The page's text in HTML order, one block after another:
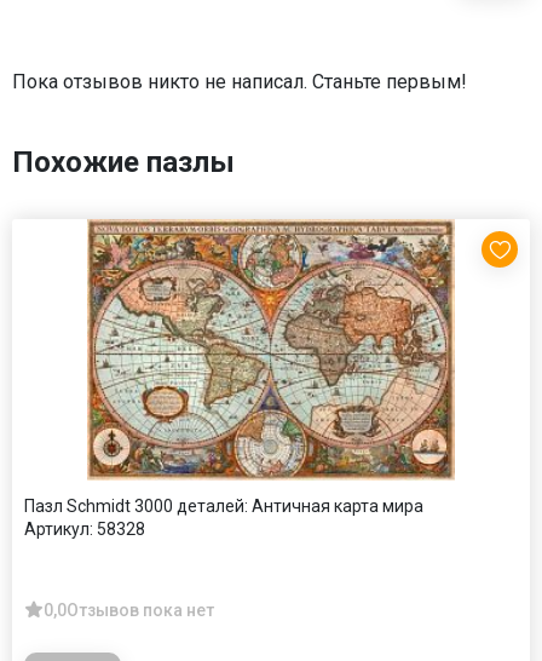
Пока отзывов никто не написал. Станьте первым!
Похожие пазлы
Пазл Schmidt 3000 деталей: Античная карта мира
Артикул: 58328
0,0Отзывов пока нет